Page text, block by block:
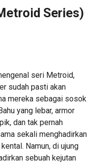
Series)
seri Metroid,
sudah pasti akan
mereka sebagai sosok
yang lebar, armor
dan tak pernah
sekali menghadirkan
Namun, di ujung
sebuah kejutan